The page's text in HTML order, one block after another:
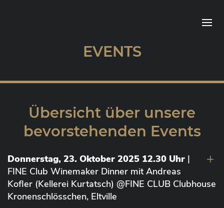
EVENTS
Übersicht über unsere
bevorstehenden Events
Donnerstag, 23. Oktober 2025 12.30 Uhr |
FINE Club Winemaker Dinner mit Andreas
Kofler (Kellerei Kurtatsch) @FINE CLUB Clubhouse
Kronenschlösschen, Eltville